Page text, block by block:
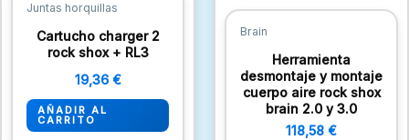
Juntas horquillas
Cartucho charger 2
rock shox + RL3
19,36 €
AÑADIR AL
CARRITO
Brain
Herramienta
desmontaje y montaje
cuerpo aire rock shox
brain 2.0 y 3.0
118,58 €